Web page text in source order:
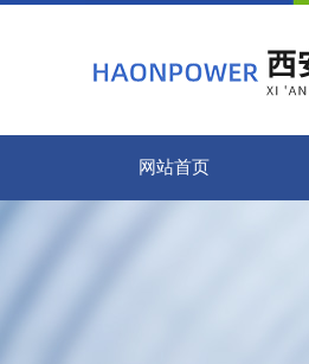
网站首页